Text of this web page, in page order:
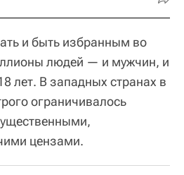
и быть избранным во
людей — и мужчин, и
лет. В западных странах в
ограничивалось
цензами.